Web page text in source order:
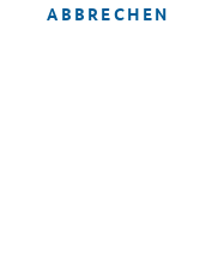
ABBRECHEN